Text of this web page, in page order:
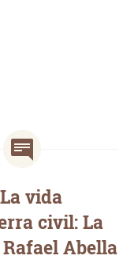
vida
civil: La
Abella